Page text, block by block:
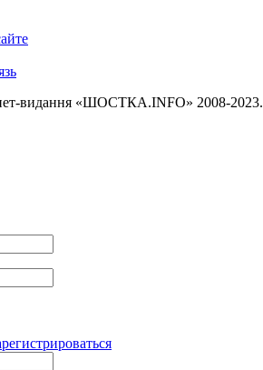
видання «ШОСТКА.INFO» 2008-2023.